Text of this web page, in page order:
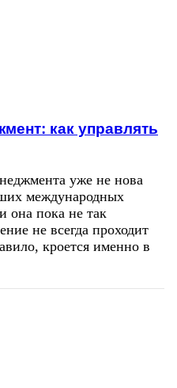
как управлять
уже не нова
международных
она пока не так
не всегда проходит
кроется именно в